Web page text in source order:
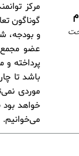
مرکز
گوناگون
و بودجه،
عضو مجمع
پرداخته
باشد تا
موردی
خواهد
می‌خوانیم.